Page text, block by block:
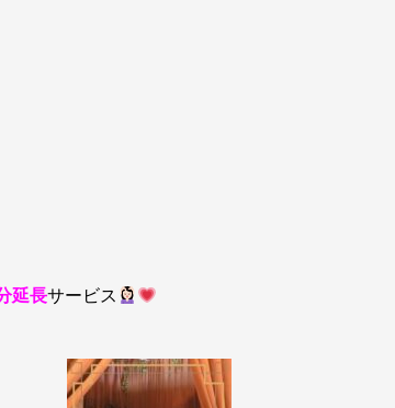
延長サービス